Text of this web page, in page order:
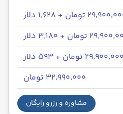
تومان + ۱٬۶۲۸ دلار
تومان + ۳٬۱۸۰ دلار
۲۹٬۹۰۰٬۰۰۰ تومان + ۵۹۳ دلار
۳۲٬۹۹۰٬۰۰۰ تومان
مشاوره و رزرو رایگان